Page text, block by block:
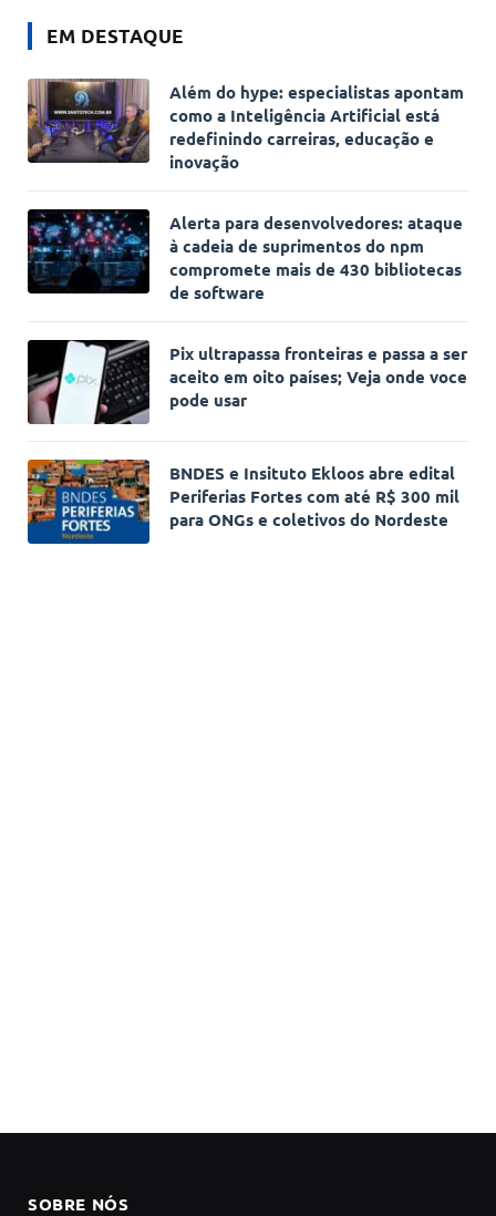
EM DESTAQUE
Além do hype: especialistas apontam
como a Inteligência Artificial está
redefinindo carreiras, educação e
inovação
Alerta para desenvolvedores: ataque
à cadeia de suprimentos do npm
compromete mais de 430 bibliotecas
de software
Pix ultrapassa fronteiras e passa a ser
aceito em oito países; Veja onde voce
pode usar
BNDES e Insituto Ekloos abre edital
Periferias Fortes com até R$ 300 mil
para ONGs e coletivos do Nordeste
SOBRE NÓS